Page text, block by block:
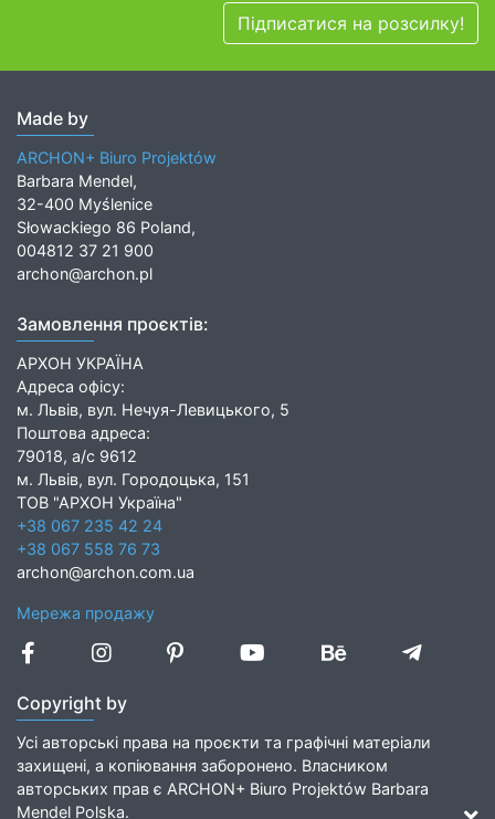
Підписатися на розсилку!
Made by
ARCHON+ Biuro Projektów
Barbara Mendel,
32-400 Myślenice
Słowackiego 86 Poland,
004812 37 21 900
archon@archon.pl
Замовлення проєктів:
АРХОН УКРАЇНА
Адреса офісу:
м. Львів, вул. Нечуя-Левицького, 5
Поштова адреса:
79018, а/с 9612
м. Львів, вул. Городоцька, 151
ТОВ "АРХОН Україна"
+38 067 235 42 24
+38 067 558 76 73
archon@archon.com.ua
Мережа продажу
Copyright by
Усі авторські права на проєкти та графічні матеріали
захищені, а копіювання заборонено. Власником
авторських прав є ARCHON+ Biuro Projektów Barbara
Mendel Polska.